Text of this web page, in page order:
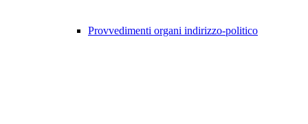
Provvedimenti organi indirizzo-politico